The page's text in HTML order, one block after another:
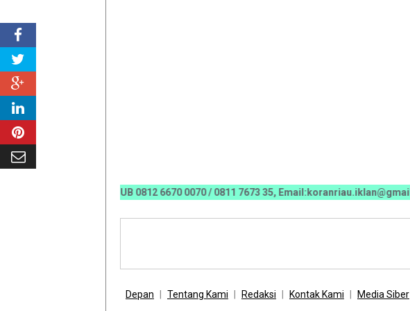
IKLAN HUB 0812 6670 0070 / 0811 7673 35, Email:koranriau.iklan@gmail.com
Depan Tentang Kami Redaksi Kontak Kami Media Siber